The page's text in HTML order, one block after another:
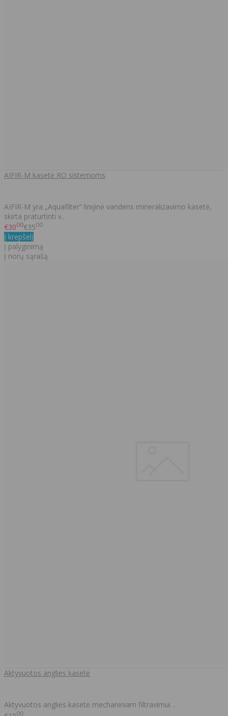
AIFIR-M kasetė RO sistemoms
AIFIR-M yra „Aquafilter“ linijinė vandens mineralizavimo kasetė,
skirta praturtinti v..
€3000€3500
Į krepšelį
Į palyginimą
Į norų sąrašą
Aktyvuotos anglies kasetė
Aktyvuotos anglies kasetė mechaniniam filtravimui ..
00